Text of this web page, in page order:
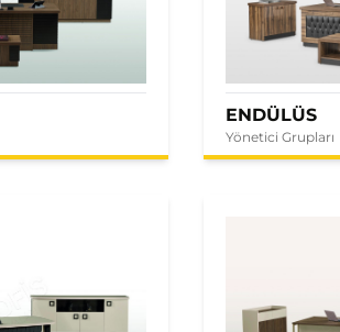
ENDÜLÜS
Yönetici Grupları